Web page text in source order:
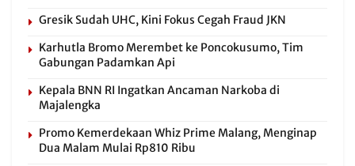
Gresik Sudah UHC, Kini Fokus Cegah Fraud JKN
Karhutla Bromo Merembet ke Poncokusumo, Tim
Gabungan Padamkan Api
Kepala BNN RI Ingatkan Ancaman Narkoba di
Majalengka
Promo Kemerdekaan Whiz Prime Malang, Menginap
Dua Malam Mulai Rp810 Ribu